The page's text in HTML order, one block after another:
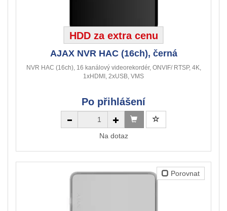
HDD za extra cenu
AJAX NVR HAC (16ch), černá
NVR HAC (16ch), 16 kanálový videorekordér, ONVIF/ RTSP, 4K,
1xHDMI, 2xUSB, VMS
Po přihlášení
Na dotaz
Porovnat